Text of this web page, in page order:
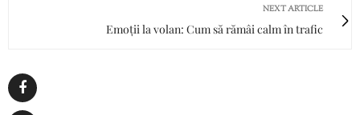
NEXT ARTICLE
Emoții la volan: Cum să rămâi calm în trafic